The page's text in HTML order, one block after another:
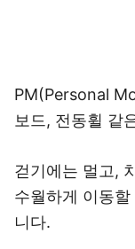
PM(Personal
보드, 전동휠 같
걷기에는 멀고,
수월하게 이동
니다.